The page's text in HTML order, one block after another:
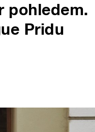
pohledem.
Pridu